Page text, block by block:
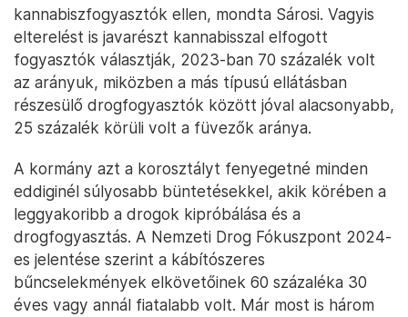
kannabiszfogyasztók ellen, mondta Sárosi. Vagyis
elterelést is javarészt kannabisszal elfogott
fogyasztók választják, 2023-ban 70 százalék volt
az arányuk, miközben a más típusú ellátásban
részesülő drogfogyasztók között jóval alacsonyabb,
25 százalék körüli volt a füvezők aránya.
A kormány azt a korosztályt fenyegetné minden
eddiginél súlyosabb büntetésekkel, akik körében a
leggyakoribb a drogok kipróbálása és a
drogfogyasztás. A Nemzeti Drog Fókuszpont 2024-
es jelentése szerint a kábítószeres
bűncselekmények elkövetőinek 60 százaléka 30
éves vagy annál fiatalabb volt. Már most is három